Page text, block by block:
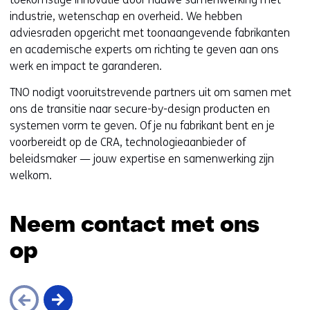
industrie, wetenschap en overheid. We hebben
adviesraden opgericht met toonaangevende fabrikanten
en academische experts om richting te geven aan ons
werk en impact te garanderen.
TNO nodigt vooruitstrevende partners uit om samen met
ons de transitie naar secure-by-design producten en
systemen vorm te geven. Of je nu fabrikant bent en je
voorbereidt op de CRA, technologieaanbieder of
beleidsmaker — jouw expertise en samenwerking zijn
welkom.
Neem contact met ons
op